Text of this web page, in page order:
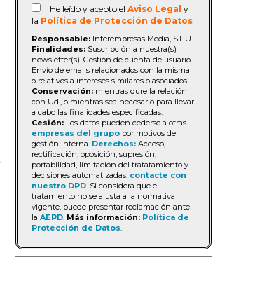
He leído y acepto el Aviso Legal y
la Política de Protección de Datos
Responsable: Interempresas Media, S.L.U.
Finalidades: Suscripción a nuestra(s)
newsletter(s). Gestión de cuenta de usuario.
Envío de emails relacionados con la misma
o relativos a intereses similares o asociados.
Conservación: mientras dure la relación
con Ud., o mientras sea necesario para llevar
a cabo las finalidades especificadas.
Cesión: Los datos pueden cederse a otras
empresas del grupo por motivos de
gestión interna. Derechos: Acceso,
rectificación, oposición, supresión,
portabilidad, limitación del tratatamiento y
decisiones automatizadas: contacte con
nuestro DPD. Si considera que el
tratamiento no se ajusta a la normativa
vigente, puede presentar reclamación ante
la AEPD. Más información: Política de
Protección de Datos.